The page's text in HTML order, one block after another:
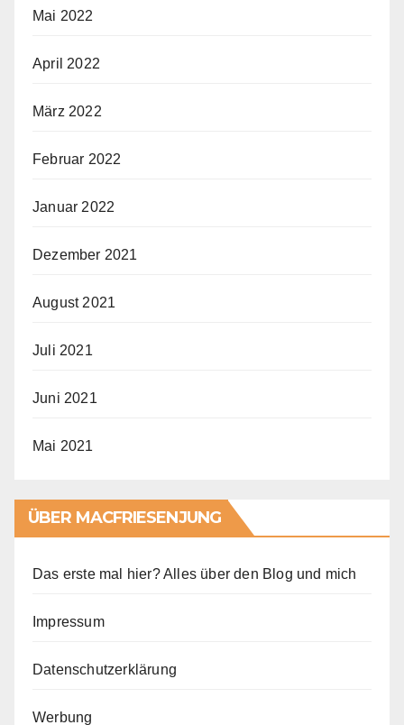
Mai 2022
April 2022
März 2022
Februar 2022
Januar 2022
Dezember 2021
August 2021
Juli 2021
Juni 2021
Mai 2021
ÜBER MACFRIESENJUNG
Das erste mal hier? Alles über den Blog und mich
Impressum
Datenschutzerklärung
Werbung